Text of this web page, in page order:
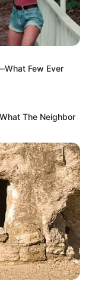
Few Ever
The Neighbor